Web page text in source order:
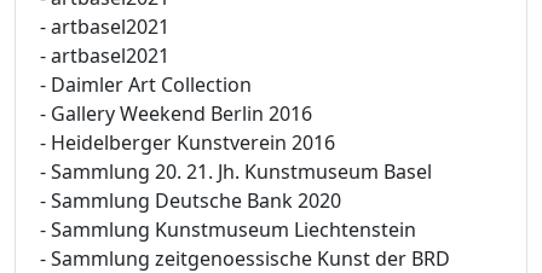
- artbasel2021
- artbasel2021
- Daimler Art Collection
- Gallery Weekend Berlin 2016
- Heidelberger Kunstverein 2016
- Sammlung 20. 21. Jh. Kunstmuseum Basel
- Sammlung Deutsche Bank 2020
- Sammlung Kunstmuseum Liechtenstein
- Sammlung zeitgenoessische Kunst der BRD